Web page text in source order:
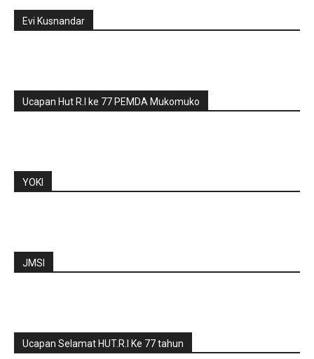
Evi Kusnandar
Ucapan Hut R.I ke 77 PEMDA Mukomuko
YOKI
JMSI
Ucapan Selamat HUT.R.I Ke 77 tahun